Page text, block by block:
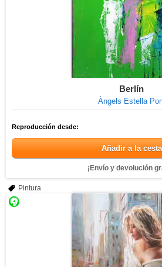
Berlín
Àngels Estella
Reproducción desde:
Añadir a la cesta
¡Envío y devolución
Pintura